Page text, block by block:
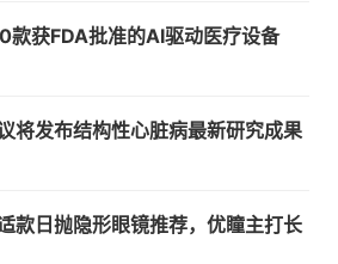
获FDA批准的AI驱动医疗设备
将发布结构性心脏病最新研究成果
款日抛隐形眼镜推荐，优瞳主打长